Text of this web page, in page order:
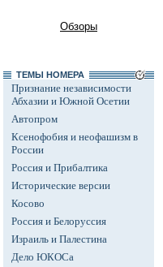
Обзоры
ТЕМЫ НОМЕРА
Признание независимости
Абхазии и Южной Осетии
Автопром
Ксенофобия и неофашизм в
России
Россия и Прибалтика
Исторические версии
Косово
Россия и Белоруссия
Израиль и Палестина
Дело ЮКОСа